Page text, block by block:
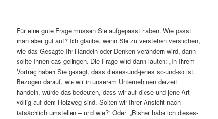
Für eine gute Frage müssen Sie aufgepasst haben. Wie passt
man aber gut auf? Ich glaube, wenn Sie zu verstehen versuchen,
wie das Gesagte Ihr Handeln oder Denken verändern wird, dann
sollte Ihnen das gelingen. Die Frage wird dann lauten: „In Ihrem
Vortrag haben Sie gesagt, dass dieses-und-jenes so-und-so ist.
Bezogen darauf, wie wir in unserem Unternehmen derzeit
handeln, würde das bedeuten, dass wir auf diese-und-jene Art
völlig auf dem Holzweg sind. Solten wir Ihrer Ansicht nach
tatsächlich umstellen – und wie?“ Oder: „Bisher habe ich dieses-